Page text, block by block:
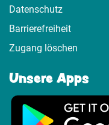
Datenschutz
Barrierefreiheit
Zugang löschen
Unsere Apps